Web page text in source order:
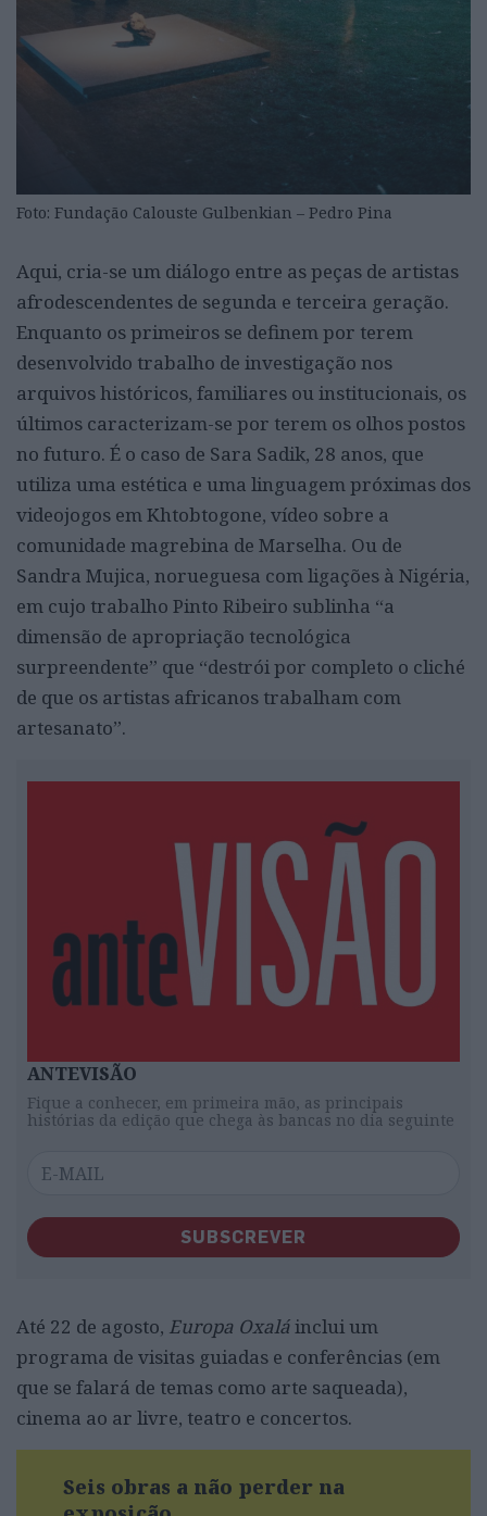
Foto: Fundação Calouste Gulbenkian – Pedro Pina
Aqui, cria-se um diálogo entre as peças de artistas
afrodescendentes de segunda e terceira geração.
Enquanto os primeiros se definem por terem
desenvolvido trabalho de investigação nos
arquivos históricos, familiares ou institucionais, os
últimos caracterizam-se por terem os olhos postos
no futuro. É o caso de Sara Sadik, 28 anos, que
utiliza uma estética e uma linguagem próximas dos
videojogos em Khtobtogone, vídeo sobre a
comunidade magrebina de Marselha. Ou de
Sandra Mujica, norueguesa com ligações à Nigéria,
em cujo trabalho Pinto Ribeiro sublinha “a
dimensão de apropriação tecnológica
surpreendente” que “destrói por completo o cliché
de que os artistas africanos trabalham com
artesanato”.
ANTEVISÃO
Fique a conhecer, em primeira mão, as principais
histórias da edição que chega às bancas no dia seguinte
SUBSCREVER
Até 22 de agosto, Europa Oxaláinclui um
programa de visitas guiadas e conferências (em
que se falará de temas como arte saqueada),
cinema ao ar livre, teatro e concertos.
Seis obras a não perder na